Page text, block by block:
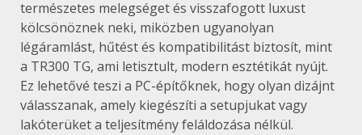
természetes melegséget és visszafogott luxust
kölcsönöznek neki, miközben ugyanolyan
légáramlást, hűtést és kompatibilitást biztosít, mint
a TR300 TG, ami letisztult, modern esztétikát nyújt.
Ez lehetővé teszi a PC-építőknek, hogy olyan dizájnt
válasszanak, amely kiegészíti a setupjukat vagy
lakóterüket a teljesítmény feláldozása nélkül.